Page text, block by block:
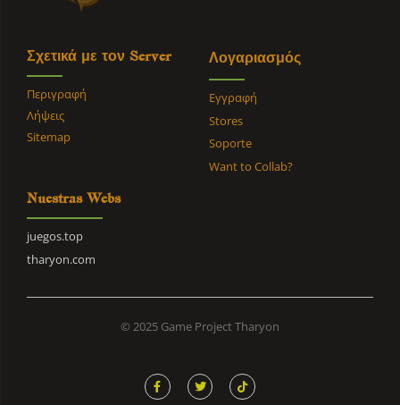
Σχετικά με τον Server
Περιγραφή
Λήψεις
Sitemap
Λογαριασμός
Εγγραφή
Stores
Soporte
Want to Collab?
Nuestras Webs
juegos.top
tharyon.com
© 2025 Game Project Tharyon
F
a
c
T
w
i
T
i
k